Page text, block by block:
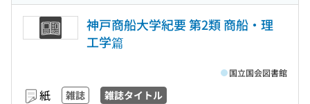
神戸商船大学紀要 第2類 商船・理
工学篇
紙 雑誌 雑誌タイトル
国立国会図書館